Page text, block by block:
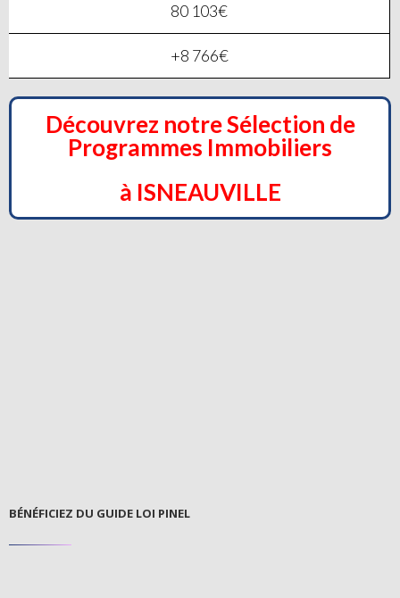
80 103€
+8 766€
Découvrez notre Sélection de
Programmes Immobiliers
à ISNEAUVILLE
BÉNÉFICIEZ DU GUIDE LOI PINEL